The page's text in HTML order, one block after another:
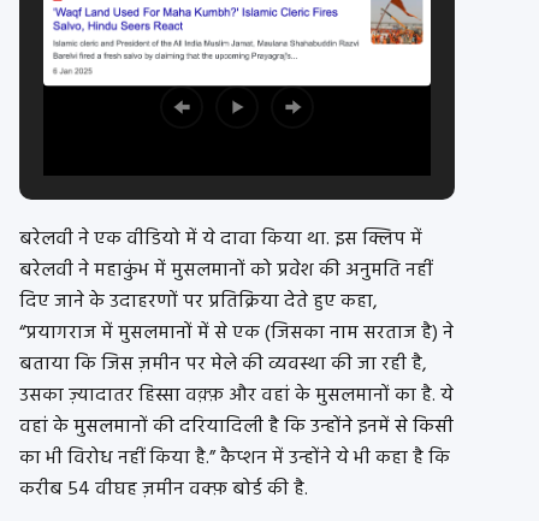
बरेलवी ने एक वीडियो में ये दावा किया था. इस क्लिप में
बरेलवी ने महाकुंभ में मुसलमानों को प्रवेश की अनुमति नहीं
दिए जाने के उदाहरणों पर प्रतिक्रिया देते हुए कहा,
“प्रयागराज में मुसलमानों में से एक (जिसका नाम सरताज है) ने
बताया कि जिस ज़मीन पर मेले की व्यवस्था की जा रही है,
उसका ज़्यादातर हिस्सा वक़्फ़ और वहां के मुसलमानों का है. ये
वहां के मुसलमानों की दरियादिली है कि उन्होंने इनमें से किसी
का भी विरोध नहीं किया है.” कैप्शन में उन्होंने ये भी कहा है कि
करीब 54 वीघह ज़मीन वक्फ़ बोर्ड की है.